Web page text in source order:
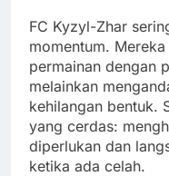
FC Kyzyl-Zhar
momentum.
permainan dengan
melainkan
kehilangan bentuk.
yang cerdas:
diperlukan dan
ketika ada celah.